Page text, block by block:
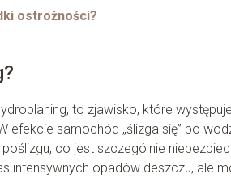
ostrożności?
to zjawisko, które
efekcie samochód „ślizga się” po
co jest szczególnie
intensywnych opadów deszczu, ale